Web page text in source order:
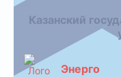
Казанский
Энерго